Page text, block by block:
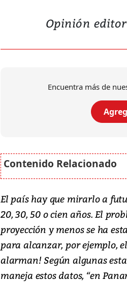
Opinión
Encuentra más de
El país hay que mirarlo a
20, 30, 50 o cien años. El
proyección y menos se ha
para alcanzar, por ejemplo,
alarman! Según algunas
maneja estos datos, “en